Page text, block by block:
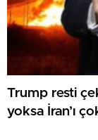
Trump resti
yoksa İran’ı